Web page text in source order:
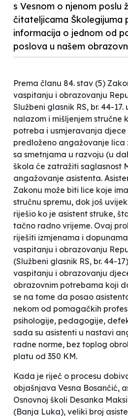
s Vesnom o njenom poslu
čitateljicama Školegijuma
informacija o jednom od
poslova u našem
Prema članu 84. stav (5)
vaspitanju i obrazovanju
Službeni glasnik RS, br. 44-17.
nalazom i mišljenjem stručne
potreba i usmjeravanja
predloženo angažovanje lica
sa smetnjama u razvoju (u
škola će zatražiti saglasnost
angažovanje asistenta.
Zakonu može biti lice koje
stručnu spremu, dok još
riješio ko je asistent struke,
tačno radno vrijeme. Ovaj
riješiti izmjenama i
vaspitanju i obrazovanju
(Službeni glasnik RS, br. 44-
vaspitanju i obrazovanju
obrazovnim potrebama koji
se na tome da posao
nekom od pomagačkih
psihologije, pedagogije,
sada su asistenti u nastavi
radne norme, bez toplog
platu od 350 KM.
Kada je riječ o procesu
objašnjava Vesna Bosančić,
Osnovnoj školi Desanka
(Banja Luka), veliki broj